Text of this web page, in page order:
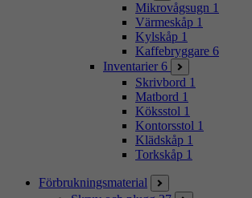
Mikrovågsugn 1
Värmeskåp 1
Kylskåp 1
Kaffebryggare 6
Inventarier 6
Skrivbord 1
Matbord 1
Köksstol 1
Kontorsstol 1
Klädskåp 1
Torkskåp 1
Förbrukningsmaterial